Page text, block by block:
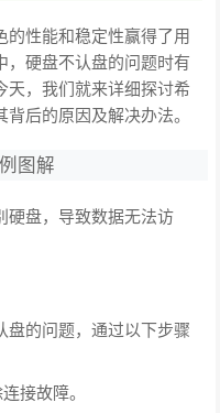
的性能和稳定性赢得了用
，硬盘不认盘的问题时有
天，我们就来详细探讨希
后的原因及解决办法。
图解
硬盘，导致数据无法访
盘的问题，通过以下步骤
接故障。